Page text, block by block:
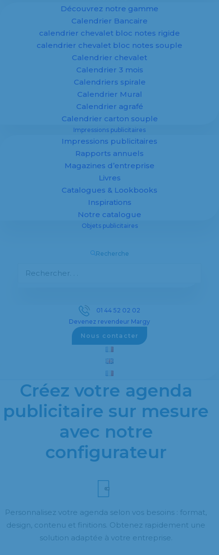
Découvrez notre gamme
Calendrier Bancaire
calendrier chevalet bloc notes rigide
calendrier chevalet bloc notes souple
Calendrier chevalet
Calendrier 3 mois
Calendriers spirale
Calendrier Mural
Calendrier agrafé
Calendrier carton souple
Impressions publicitaires
Impressions publicitaires
Rapports annuels
Magazines d’entreprise
Livres
Catalogues & Lookbooks
Inspirations
Notre catalogue
Objets publicitaires
Recherche
01 44 52 02 02
Devenez revendeur Margy
Nous contacter
En savoir plus
Objets
publicitaires
personnalisés
Découvrez notre sélection complète d’objets
votre entreprise efficacement.
Voir les objets publicitaires
Créez votre agenda
publicitaire sur mesure
avec notre
configurateur
Personnalisez votre agenda selon vos besoins : format,
design, contenu et finitions. Obtenez rapidement une
solution adaptée à votre entreprise.